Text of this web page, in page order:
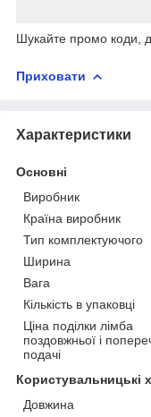
Шукайте промо коди,
Приховати
Характеристики
Основні
Виробник
Країна виробник
Тип комплектуючого
Ширина
Вага
Кількість в упаковці
Ціна поділки лімба
поздовжньої і
подачі
Користувальницькі
Довжина